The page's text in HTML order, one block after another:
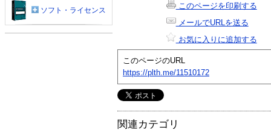
このページを印刷する
メールでURLを送る
お気に入りに追加する
このページのURL
https://plth.me/11510172
関連カテゴリ
ソフト・ライセンス